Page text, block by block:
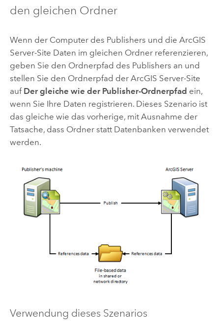
den gleichen Ordner
Wenn der Computer des Publishers und die ArcGIS
Server-Site Daten im gleichen Ordner referenzieren,
geben Sie den Ordnerpfad des Publishers an und
stellen Sie den Ordnerpfad der ArcGIS Server-Site
auf Der gleiche wie der Publisher-Ordnerpfad ein,
wenn Sie Ihre Daten registrieren. Dieses Szenario ist
das gleiche wie das vorherige, mit Ausnahme der
Tatsache, dass Ordner statt Datenbanken verwendet
werden.
Verwendung dieses Szenarios